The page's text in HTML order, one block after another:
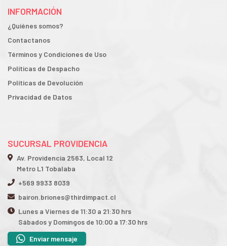
INFORMACIÓN
¿Quiénes somos?
Contactanos
Términos y Condiciones de Uso
Políticas de Despacho
Políticas de Devolución
Privacidad de Datos
SUCURSAL PROVIDENCIA
Av. Providencia 2563, Local 12
Metro L1 Tobalaba
+569 9933 8039
bairon.briones@thirdimpact.cl
Lunes a Viernes de 11:30 a 21:30 hrs
Sábados y Domingos de 10:00 a 17:30 hrs
Enviar mensaje